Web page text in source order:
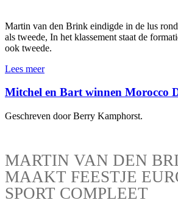
Martin van den Brink eindigde in de lus
als tweede, In het klassement staat de
ook tweede.
Lees meer
Mitchel en Bart winnen Morocco
Geschreven door Berry Kamphorst.
MARTIN VAN DEN
MAAKT FEESTJE
SPORT COMPLEET